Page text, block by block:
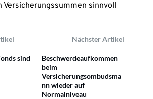
Versicherungssummen sinnvoll
Nächster Artikel
sind
Beschwerdeaufkommen
beim
Versicherungsombudsma
nn wieder auf
Normalniveau